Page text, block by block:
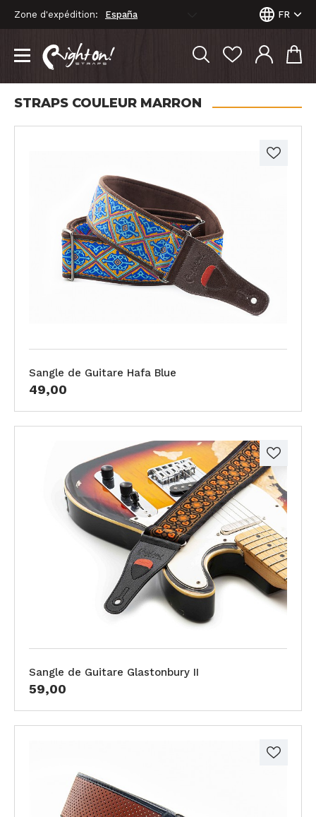
Zone d'expédition: FR
STRAPS COULEUR MARRON
Sangle de Guitare Hafa Blue
49,00
Sangle de Guitare Glastonbury II
59,00